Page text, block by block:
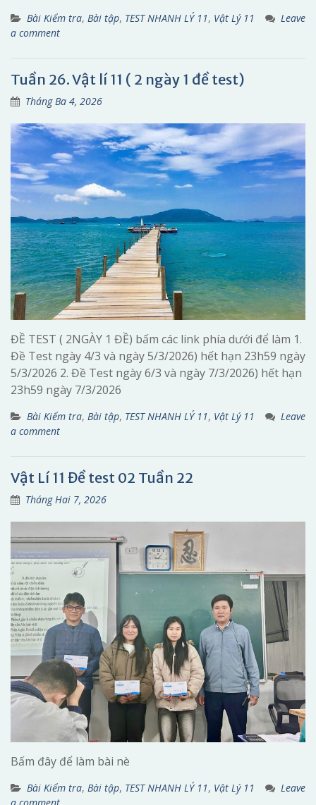
Bài Kiểm tra, Bài tập, TEST NHANH LÝ 11, Vật Lý 11
Leave
a comment
Tuần 26. Vật lí 11 ( 2 ngày 1 đề test)
Tháng Ba 4, 2026
ĐỀ TEST ( 2NGÀY 1 ĐỀ) bấm các link phía dưới để làm 1.
Đề Test ngày 4/3 và ngày 5/3/2026) hết hạn 23h59 ngày
5/3/2026 2. Đề Test ngày 6/3 và ngày 7/3/2026) hết hạn
23h59 ngày 7/3/2026
Bài Kiểm tra, Bài tập, TEST NHANH LÝ 11, Vật Lý 11
Leave
a comment
Vật Lí 11 Đề test 02 Tuần 22
Tháng Hai 7, 2026
Bấm đây để làm bài nè
Bài Kiểm tra, Bài tập, TEST NHANH LÝ 11, Vật Lý 11
Leave
a comment